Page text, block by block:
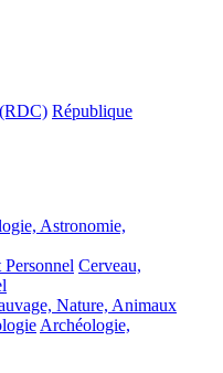
République
Astronomie,
Cerveau,
Nature, Animaux
Archéologie,